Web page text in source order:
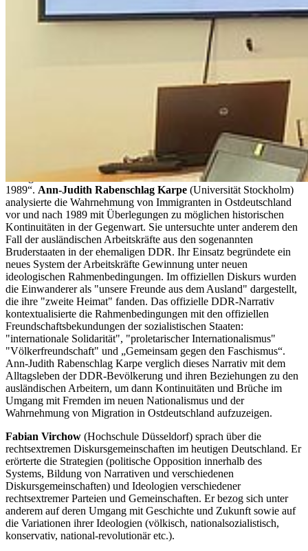
nach 1989. In ihrem Projekt untersuchen sie die Erinnerungspolitik
der Rechtsextremen anhand von Denkmälern, Nationalfeiertagen,
den kollektiven Erinnerungen von Kriegsveteranen und spezifischen
Symboliken. Andrej Kotljarchuk konzentriert sich dabei auf die
Transformationsgesellschaften im östlichen Ostseeraum, während
Steffen Werther Dänemark, Schweden, Norwegen, Deutschland, die
Niederlande und Flandern im Westen untersucht. Neben
(Universität Stockholm)
moderierte die anschließende Diskussion des Panels.
Das dritte Panel beschäftigte sich mit „Rechtsextremen und dem
Immigranten-Diskurs in Ost- und Westdeutschland vor und nach
1989“. Ann-Judith Rabenschlag Karpe (Universität Stockholm)
analysierte die Wahrnehmung von Immigranten in Ostdeutschland
vor und nach 1989 mit Überlegungen zu möglichen historischen
Kontinuitäten in der Gegenwart. Sie untersuchte unter anderem den
Fall der ausländischen Arbeitskräfte aus den sogenannten
Bruderstaaten in der ehemaligen DDR. Ihr Einsatz begründete ein
neues System der Arbeitskräfte Gewinnung unter neuen
ideologischen Rahmenbedingungen. Im offiziellen Diskurs wurden
die Einwanderer als "unsere Freunde aus dem Ausland" dargestellt,
die ihre "zweite Heimat" fanden. Das offizielle DDR-Narrativ
kontextualisierte die Rahmenbedingungen mit den offiziellen
Freundschaftsbekundungen der sozialistischen Staaten:
"internationale Solidarität", "proletarischer Internationalismus"
"Völkerfreundschaft" und „Gemeinsam gegen den Faschismus“.
Ann-Judith Rabenschlag Karpe verglich dieses Narrativ mit dem
Alltagsleben der DDR-Bevölkerung und ihren Beziehungen zu den
ausländischen Arbeitern, um dann Kontinuitäten und Brüche im
Umgang mit Fremden im neuen Nationalismus und der
Wahrnehmung von Migration in Ostdeutschland aufzuzeigen.
Fabian Virchow (Hochschule Düsseldorf) sprach über die
rechtsextremen Diskursgemeinschaften im heutigen Deutschland. Er
erörterte die Strategien (politische Opposition innerhalb des
Systems, Bildung von Narrativen und verschiedenen
Diskursgemeinschaften) und Ideologien verschiedener
rechtsextremer Parteien und Gemeinschaften. Er bezog sich unter
anderem auf deren Umgang mit Geschichte und Zukunft sowie auf
die Variationen ihrer Ideologien (völkisch, nationalsozialistisch,
konservativ, national-revolutionär etc.).